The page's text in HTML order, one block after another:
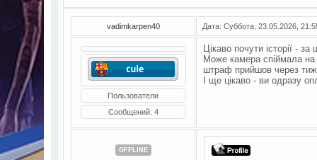
vadimkarpen40 Дата: Суббота, 23.05.2026,
Пользователи
Сообщений: 4
Цікаво почути історії -
Може камера спіймала на
штраф прийшов через
І ще цікаво - ви одразу
OFFLINE